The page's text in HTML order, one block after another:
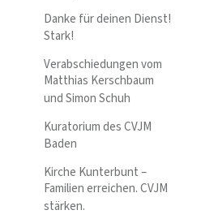
Danke für deinen Dienst!
Stark!
Verabschiedungen vom
Matthias Kerschbaum
und Simon Schuh
Kuratorium des CVJM
Baden
Kirche Kunterbunt –
Familien erreichen. CVJM
stärken.